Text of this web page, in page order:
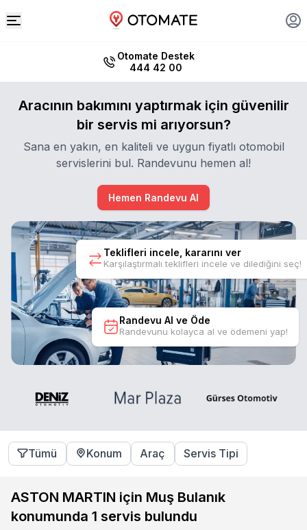
Otomate Destek
444 42 00
Aracının bakımını yaptırmak için güvenilir
bir servis mi arıyorsun?
Sana en yakın, en kaliteli ve uygun fiyatlı otomobil
servislerini bul. Randevunu hemen al!
Hemen Randevu Al
Teklifleri incele, kararını ver
Karşılaştırmalı teklifleri incele ve dilediğini seç!
Randevu Al ve Öde
Randevunu kolayca al ve ödemeni yap!
Tümü Konum Araç Servis Tipi
ASTON MARTIN için Muş Bulanık
konumunda 1 servis bulundu